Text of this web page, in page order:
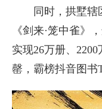
同时，拱墅
《剑来·笼中雀》
实现26万册、
罄，霸榜抖音图书